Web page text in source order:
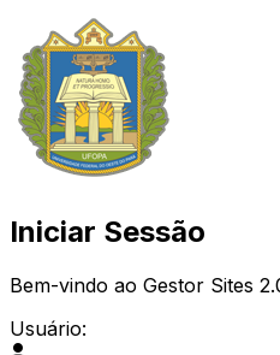
Iniciar Sessão
Bem-vindo ao Gestor Sites
Usuário: